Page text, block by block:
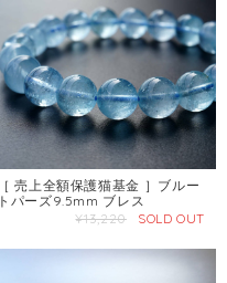
［ 売上全額保護猫基金 ］ブルー
トパーズ9.5mm ブレス
¥13,220
SOLD OUT